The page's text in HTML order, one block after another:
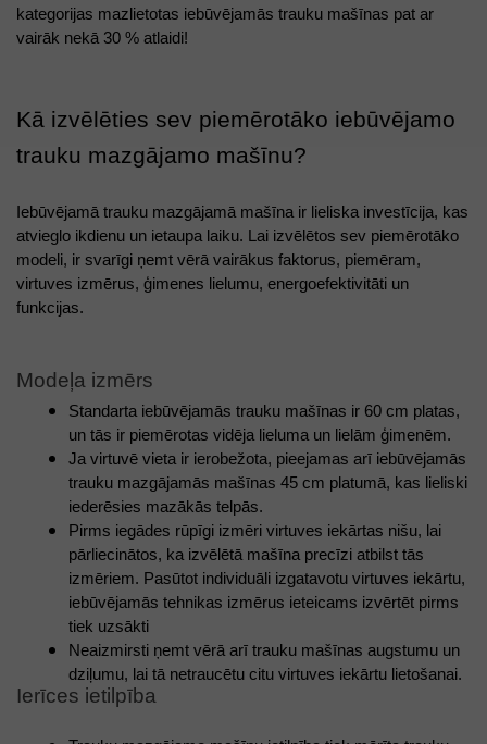
kategorijas mazlietotas iebūvējamās trauku mašīnas pat ar
vairāk nekā 30 % atlaidi!
Kā izvēlēties sev piemērotāko iebūvējamo
trauku mazgājamo mašīnu?
Iebūvējamā trauku mazgājamā mašīna ir lieliska investīcija, kas
atvieglo ikdienu un ietaupa laiku. Lai izvēlētos sev piemērotāko
modeli, ir svarīgi ņemt vērā vairākus faktorus, piemēram,
virtuves izmērus, ģimenes lielumu, energoefektivitāti un
funkcijas.
Modeļa izmērs
Standarta iebūvējamās trauku mašīnas ir 60 cm platas,
un tās ir piemērotas vidēja lieluma un lielām ģimenēm.
Ja virtuvē vieta ir ierobežota, pieejamas arī iebūvējamās
trauku mazgājamās mašīnas 45 cm platumā, kas lieliski
iederēsies mazākās telpās.
Pirms iegādes rūpīgi izmēri virtuves iekārtas nišu, lai
pārliecinātos, ka izvēlētā mašīna precīzi atbilst tās
izmēriem. Pasūtot individuāli izgatavotu virtuves iekārtu,
iebūvējamās tehnikas izmērus ieteicams izvērtēt pirms
tiek uzsākti
Neaizmirsti ņemt vērā arī trauku mašīnas augstumu un
dziļumu, lai tā netraucētu citu virtuves iekārtu lietošanai.
Ierīces ietilpība